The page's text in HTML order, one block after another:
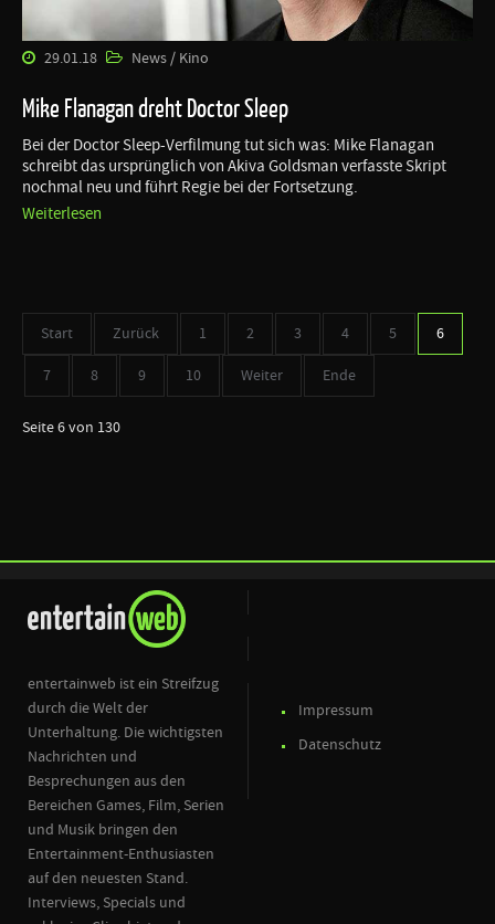
29.01.18 News / Kino
Mike Flanagan dreht Doctor Sleep
Bei der Doctor Sleep-Verfilmung tut sich was: Mike Flanagan
schreibt das ursprünglich von Akiva Goldsman verfasste Skript
nochmal neu und führt Regie bei der Fortsetzung.
Weiterlesen
Start Zurück 1 2 3 4 5 6
7 8 9 10 Weiter Ende
Seite 6 von 130
entertainweb ist ein Streifzug
durch die Welt der
Unterhaltung. Die wichtigsten
Nachrichten und
Besprechungen aus den
Bereichen Games, Film, Serien
und Musik bringen den
Entertainment-Enthusiasten
auf den neuesten Stand.
Interviews, Specials und
Impressum
Datenschutz